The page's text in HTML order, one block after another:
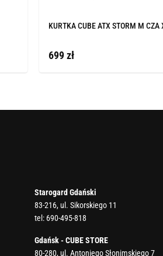
KURTKA CUBE ATX STORM M CZA
699 zł
Starogard Gdański
83-216, ul. Sikorskiego 11
tel: 690-495-818
Gdańsk - CUBE STORE
80-280, ul. Antoniego Słonimskiego 7